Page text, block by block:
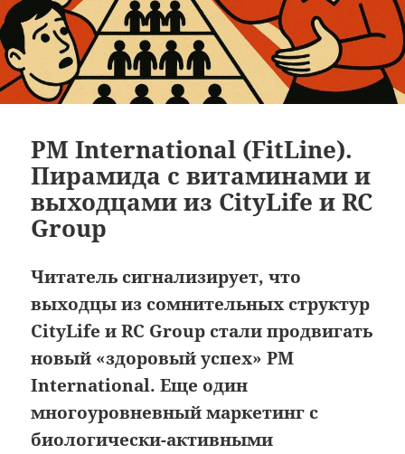
PM International (FitLine).
Пирамида с витаминами и
выходцами из CityLife и RC
Group
Читатель сигнализирует, что
выходцы из сомнительных структур
CityLife и RC Group стали продвигать
новый «здоровый успех» PM
International. Еще один
многоуровневный маркетинг с
биологически-активными